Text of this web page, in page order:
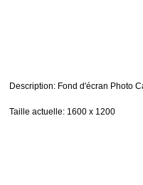
Description: Fond d'écran Photo
Taille actuelle: 1600 x 1200